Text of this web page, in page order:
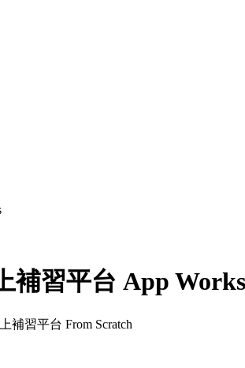
補習平台 App Works
補習平台 From Scratch